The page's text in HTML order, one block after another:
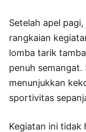
Setelah apel
rangkaian
lomba tarik
penuh semangat.
menunjukkan
sportivitas
Kegiatan ini tidak